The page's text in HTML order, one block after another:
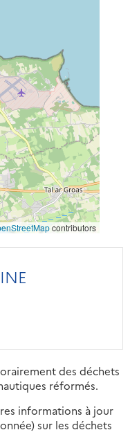
contributors
des déchets
réformés.
informations à jour
sur les déchets